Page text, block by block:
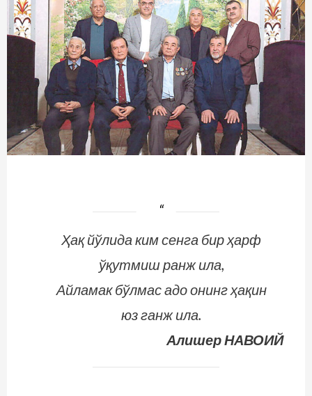
Ҳақ йўлида ким сенга бир ҳарф
ўқутмиш ранж ила,
Айламак бўлмас адо онинг ҳақин
юз ганж ила.
Алишер НАВОИЙ